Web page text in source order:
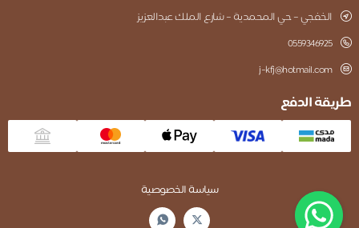
الخفجي – حي المحمدية – شارع الملك عبدالعزيز
0559346925
j-kfj@hotmail.com
طريقة الدفع
سياسة الخصوصية